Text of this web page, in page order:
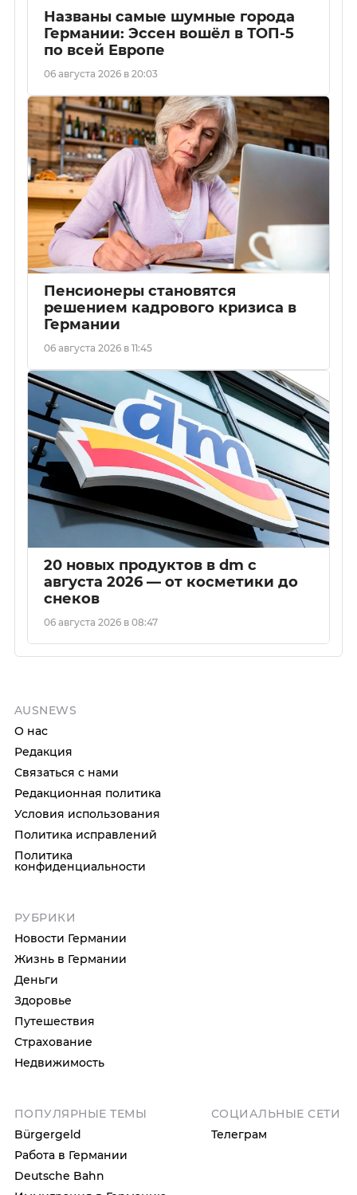
Названы самые шумные города
Германии: Эссен вошёл в ТОП-5
по всей Европе
06 августа 2026 в 20:03
Пенсионеры становятся
решением кадрового кризиса в
Германии
06 августа 2026 в 11:45
20 новых продуктов в dm с
августа 2026 — от косметики до
снеков
06 августа 2026 в 08:47
AUSNEWS
О нас
Редакция
Связаться с нами
Редакционная политика
Условия использования
Политика исправлений
Политика
конфиденциальности
РУБРИКИ
Новости Германии
Жизнь в Германии
Деньги
Здоровье
Путешествия
Страхование
Недвижимость
ПОПУЛЯРНЫЕ ТЕМЫ
Bürgergeld
Работа в Германии
Deutsche Bahn
СОЦИАЛЬНЫЕ СЕТИ
Телеграм